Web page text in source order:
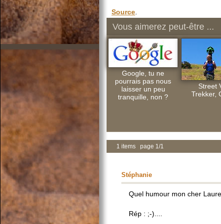
Source
Vous aimerez peut-être ...
Google, tu ne
pourrais pas nous
laisser un peu
tranquille, non ?
Street
Trekker,
1 items page 1/1
Stéphanie
Quel humour mon cher
Rép : ;-)....